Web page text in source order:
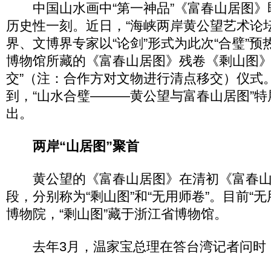
中国山水画中“第一神品”《富春山居图》
历史性一刻。近日，“海峡两岸黄公望艺术论
界、文博界专家以“论剑”形式为此次“合璧”
博物馆所藏的《富春山居图》残卷《剩山图
交”（注：合作方对文物进行清点移交）仪式
到，“山水合璧———黄公望与富春山居图”特
出。
两岸“山居图”聚首
黄公望的《富春山居图》在清初《富春
段，分别称为“剩山图”和“无用师卷”。目前“
博物院，“剩山图”藏于浙江省博物馆。
去年3月，温家宝总理在答台湾记者问时